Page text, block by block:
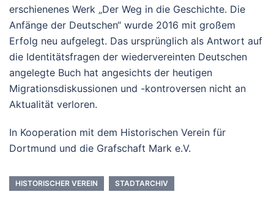
erschienenes Werk „Der Weg in die Geschichte. Die
Anfänge der Deutschen“ wurde 2016 mit großem
Erfolg neu aufgelegt. Das ursprünglich als Antwort auf
die Identitätsfragen der wiedervereinten Deutschen
angelegte Buch hat angesichts der heutigen
Migrationsdiskussionen und -kontroversen nicht an
Aktualität verloren.
In Kooperation mit dem Historischen Verein für
Dortmund und die Grafschaft Mark e.V.
HISTORISCHER VEREIN STADTARCHIV